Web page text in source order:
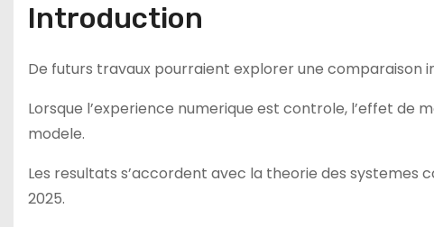
Introduction
De futurs travaux pourraient explorer une comparaison
Lorsque l’experience numerique est controle, l’effet de
modele.
Les resultats s’accordent avec la theorie des
2025.